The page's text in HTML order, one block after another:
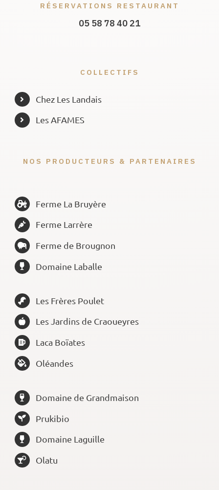
RÉSERVATIONS RESTAURANT
05 58 78 40 21
NOS PRODUCTEURS & PARTENAIRES
Ferme La Bruyère
Ferme Larrère
Ferme de Brougnon
Domaine Laballe
Les Frères Poulet
Les Jardins de Craoueyres
Laca Boïates
Oléandes
Domaine de Grandmaison
Prukibio
Domaine Laguille
Olatu
COLLECTIFS
Chez Les Landais
Les AFAMES